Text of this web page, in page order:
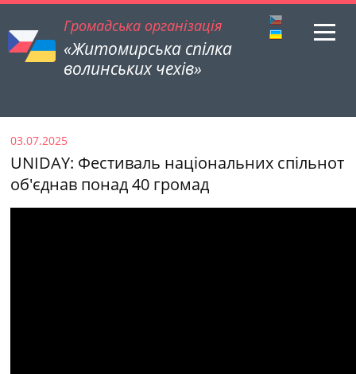
Громадська організація
«Житомирська спілка
волинських чехів»
03.07.2025
UNIDAY: Фестиваль національних спільнот
об'єднав понад 40 громад